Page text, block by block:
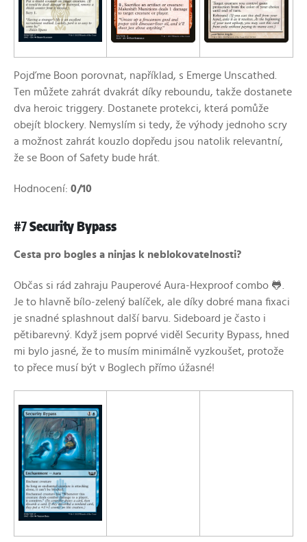
Pojďme Boon porovnat, například, s Emerge Unscathed.
Ten můžete zahrát dvakrát díky reboundu, takže dostanete
dva heroic triggery. Dostanete protekci, která pomůže
obejít blockery. Nemyslím si tedy, že výhody jednoho scry
a možnost zahrát kouzlo dopředu jsou natolik relevantní,
že se Boon of Safety bude hrát.
Hodnocení: 0/10
#7 Security Bypass
Cesta pro bogles a ninjas k neblokovatelnosti?
Občas si rád zahraju Pauperové Aura-Hexproof combo 🐸.
Je to hlavně bílo-zelený balíček, ale díky dobré mana fixaci
je snadné splashnout další barvu. Sideboard je často i
pětibarevný. Když jsem poprvé viděl Security Bypass, hned
mi bylo jasné, že to musím minimálně vyzkoušet, protože
to přece musí být v Boglech přímo úžasné!